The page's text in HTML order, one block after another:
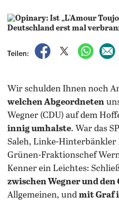
Teilen:
auf Facebook teilen
auf X teilen
per
Wir schulden Ihnen noch
welchen Abgeordneten
Wegner (CDU) auf dem
innig umhalste. War das
Saleh, Linke-Hinterbänkler
Grünen-Fraktionschef
Kenner ein Leichtes:
zwischen Wegner und den
Allgemeinen, und mit Graf